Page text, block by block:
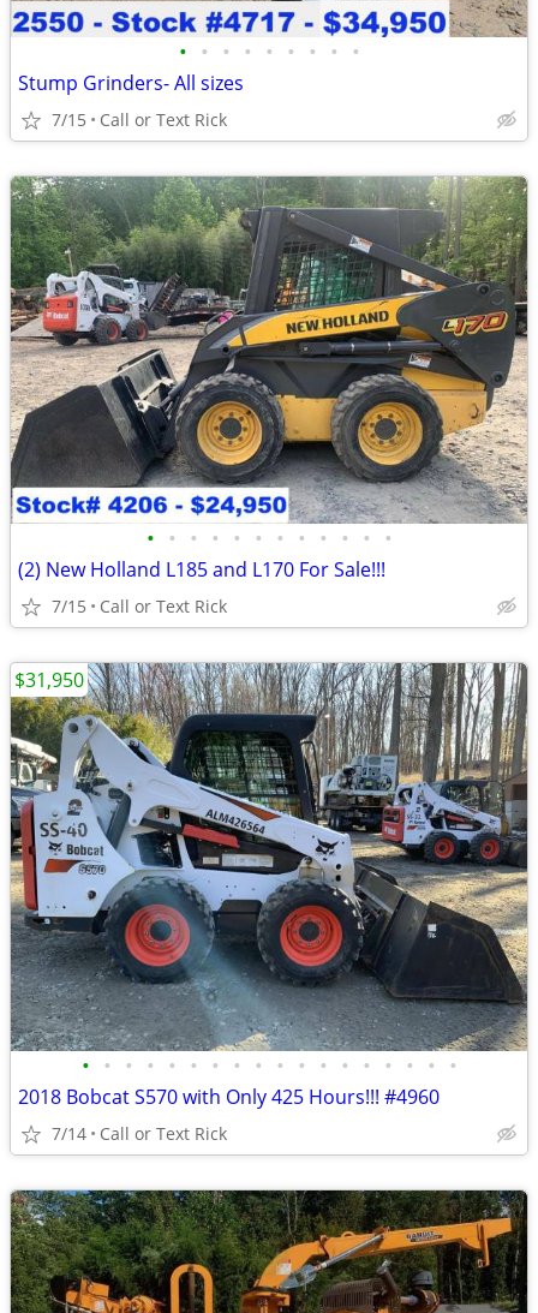
• • • • • • • • •
Stump Grinders- All sizes
7/15 Call or Text Rick
• • • • • • • • • • • •
(2) New Holland L185 and L170 For Sale!!!
7/15 Call or Text Rick
• • • • • • • • • • • • • • • • • •
2018 Bobcat S570 with Only 425 Hours!!! #4960
7/14 Call or Text Rick
$31,950